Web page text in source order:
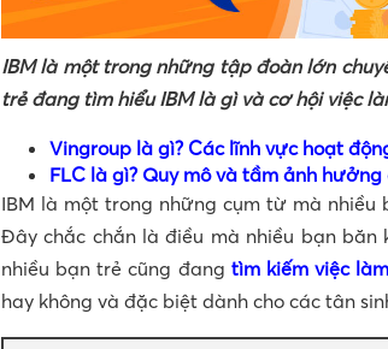
IBM là một trong những tập đoàn lớn
trẻ đang tìm hiểu IBM là gì và cơ hội việc
Vingroup là gì? Các lĩnh vực hoạt
FLC là gì? Quy mô và tầm ảnh hưởng
IBM là một trong những cụm từ mà
Đây chắc chắn là điều mà nhiều bạn băn
nhiều bạn trẻ cũng đang tìm kiếm việc làm
hay không và đặc biệt dành cho các tân